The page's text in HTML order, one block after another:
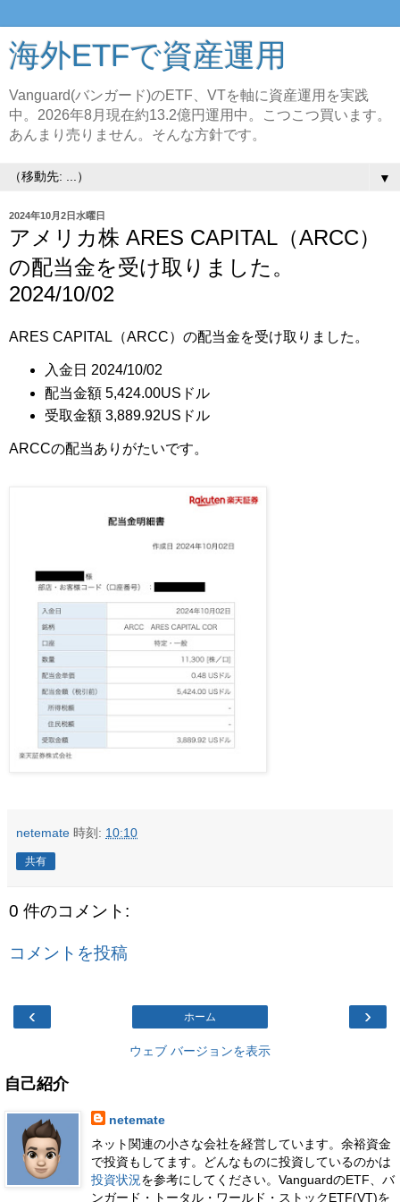
海外ETFで資産運用
Vanguard(バンガード)のETF、VTを軸に資産運用を実践
中。2026年8月現在約13.2億円運用中。こつこつ買います。
あんまり売りません。そんな方針です。
▼
2024年10月2日水曜日
アメリカ株 ARES CAPITAL（ARCC）
の配当金を受け取りました。
2024/10/02
ARES CAPITAL（ARCC）の配当金を受け取りました。
入金日 2024/10/02
配当金額 5,424.00USドル
受取金額 3,889.92USドル
ARCCの配当ありがたいです。
netemate 時刻: 10:10
共有
0 件のコメント:
コメントを投稿
‹ ›
ホーム
ウェブ バージョンを表示
自己紹介
netemate
ネット関連の小さな会社を経営しています。余裕資金
で投資もしてます。どんなものに投資しているのかは
投資状況を参考にしてください。VanguardのETF、バ
ンガード・トータル・ワールド・ストックETF(VT)を